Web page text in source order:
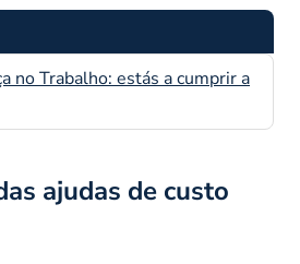
no Trabalho: estás a cumprir a
ajudas de custo